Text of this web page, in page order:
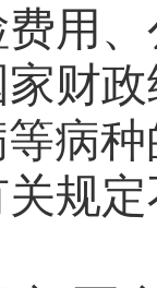
费用
家财
病
关规